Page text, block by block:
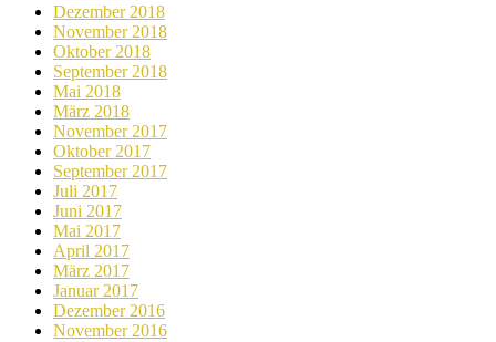
Dezember 2018
November 2018
Oktober 2018
September 2018
Mai 2018
März 2018
November 2017
Oktober 2017
September 2017
Juli 2017
Juni 2017
Mai 2017
April 2017
März 2017
Januar 2017
Dezember 2016
November 2016